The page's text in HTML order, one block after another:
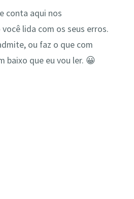
conta aqui nos
lida com os seus erros.
ou faz o que com
baixo que eu vou ler. 😀